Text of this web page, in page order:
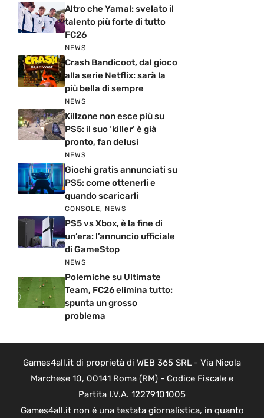
Altro che Yamal: svelato il
talento più forte di tutto
FC26
NEWS
Crash Bandicoot, dal gioco
alla serie Netflix: sarà la
più bella di sempre
NEWS
Killzone non esce più su
PS5: il suo ‘killer’ è già
pronto, fan delusi
NEWS
Giochi gratis annunciati su
PS5: come ottenerli e
quando scaricarli
CONSOLE, NEWS
PS5 vs Xbox, è la fine di
un’era: l’annuncio ufficiale
di GameStop
NEWS
Polemiche su Ultimate
Team, FC26 elimina tutto:
spunta un grosso
problema
Games4all.it di proprietà di WEB 365 SRL - Via Nicola
Marchese 10, 00141 Roma (RM) - Codice Fiscale e
Partita I.V.A. 12279101005
Games4all.it non è una testata giornalistica, in quanto